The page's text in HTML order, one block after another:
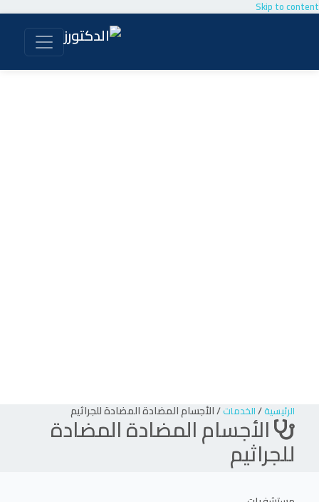
Skip to content
الرئيسية/الخدمات/الأجسام المضادة المضادة للجراثيم
الأجسام المضادة المضادة
للجراثيم